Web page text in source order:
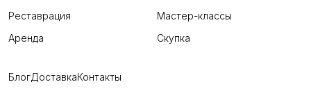
Реставрация
Мастер-классы
Аренда
Скупка
БлогДоставкаКонтакты